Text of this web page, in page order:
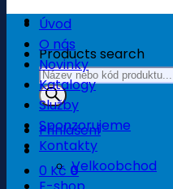
Products search
Přihlášení
0 Kč 0
Úvod
O nás
Novinky
Katalogy
Služby
Sponzorujeme
Kontakty
Velkoobchod